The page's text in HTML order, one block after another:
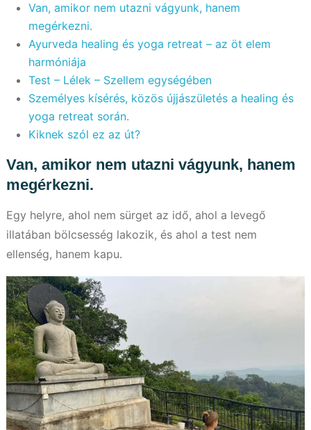
Van, amikor nem utazni vágyunk, hanem
megérkezni.
Ayurveda healing és yoga retreat – az öt elem
harmóniája
Test – Lélek – Szellem egységében
Személyes kísérés, közös újjászületés a healing és
yoga retreat során.
Kiknek szól ez az út?
Van, amikor nem utazni vágyunk, hanem
megérkezni.
Egy helyre, ahol nem sürget az idő, ahol a levegő
illatában bölcsesség lakozik, és ahol a test nem
ellenség, hanem kapu.